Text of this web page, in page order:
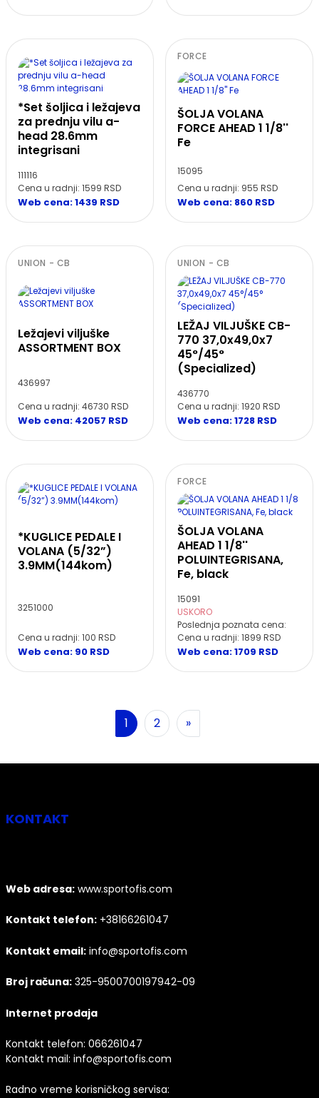
*Set šoljica i ležajeva
za prednju vilu a-
head 28.6mm
integrisani
111116
Cena u radnji: 1599 RSD
Web cena: 1439 RSD
FORCE
ŠOLJA VOLANA
FORCE AHEAD 1 1/8''
Fe
15095
Cena u radnji: 955 RSD
Web cena: 860 RSD
UNION - CB
Ležajevi viljuške
ASSORTMENT BOX
436997
Cena u radnji: 46730 RSD
Web cena: 42057 RSD
UNION - CB
LEŽAJ VILJUŠKE CB-
770 37,0x49,0x7
45°/45°
(Specialized)
436770
Cena u radnji: 1920 RSD
Web cena: 1728 RSD
*KUGLICE PEDALE I
VOLANA (5/32”)
3.9MM(144kom)
3251000
Cena u radnji: 100 RSD
Web cena: 90 RSD
FORCE
ŠOLJA VOLANA
AHEAD 1 1/8''
POLUINTEGRISANA,
Fe, black
15091
USKORO
Poslednja poznata cena:
Cena u radnji: 1899 RSD
Web cena: 1709 RSD
1 2 »Sledeća
KONTAKT
Web adresa: www.sportofis.com
Kontakt telefon: +38166261047
Kontakt email: info@sportofis.com
Broj računa: 325-9500700197942-09
Internet prodaja
Kontakt telefon: 066261047
Kontakt mail: info@sportofis.com
Radno vreme korisničkog servisa: